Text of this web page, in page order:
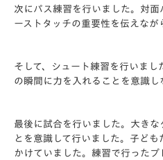
次にパス練習を行いました。対
ーストタッチの重要性を伝えなが
そして、シュート練習を行いま
の瞬間に力を入れることを意識し
最後に試合を行いました。大き
とを意識して行いました。子ど
かけていました。練習で行った